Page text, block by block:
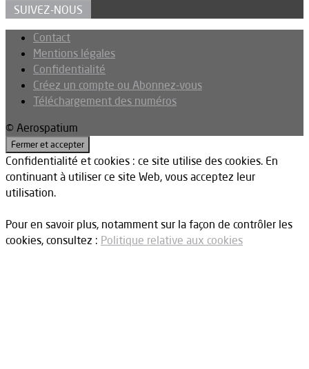
SUIVEZ-NOUS
Contact
Mentions légales
Confidentialité
Créez un compte ou Abonnez-vous
Téléchargement des numéros
© Aerospatium
Confidentialité et cookies : ce site utilise des cookies. En
continuant à utiliser ce site Web, vous acceptez leur
utilisation.
Pour en savoir plus, notamment sur la façon de contrôler les
cookies, consultez : Politique relative aux cookies